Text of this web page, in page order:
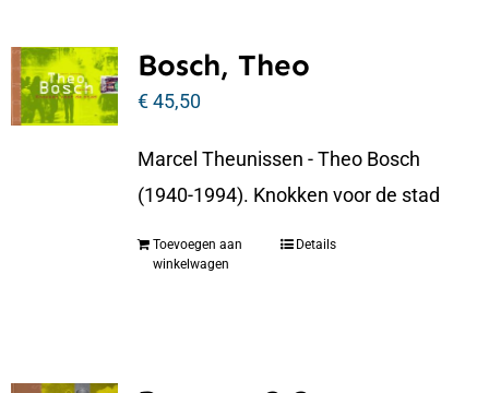
Bosch, Theo
€45,50
Marcel Theunissen - Theo Bosch
(1940-1994). Knokken voor de stad
Toevoegen aan
winkelwagen
Details